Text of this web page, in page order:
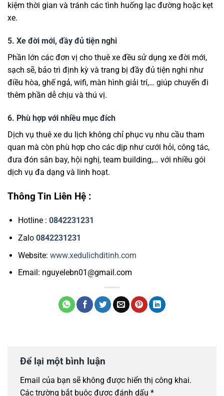
kiệm thời gian và tránh các tình huống lạc đường hoặc kẹt
xe.
5. Xe đời mới, đầy đủ tiện nghi
Phần lớn các đơn vị cho thuê xe đều sử dụng xe đời mới,
sạch sẽ, bảo trì định kỳ và trang bị đầy đủ tiện nghi như
điều hòa, ghế ngả, wifi, màn hình giải trí,… giúp chuyến đi
thêm phần dễ chịu và thú vị.
6. Phù hợp với nhiều mục đích
Dịch vụ thuê xe du lịch không chỉ phục vụ nhu cầu tham
quan mà còn phù hợp cho các dịp như cưới hỏi, công tác,
đưa đón sân bay, hội nghị, team building,… với nhiều gói
dịch vụ đa dạng và linh hoạt.
Thông Tin Liên Hệ :
Hotline : 0842231231
Zalo 0842231231
Website: www.xedulichditinh.com
Email: nguyelebn01@gmail.com
Để lại một bình luận
Email của bạn sẽ không được hiển thị công khai.
Các trường bắt buộc được đánh dấu *